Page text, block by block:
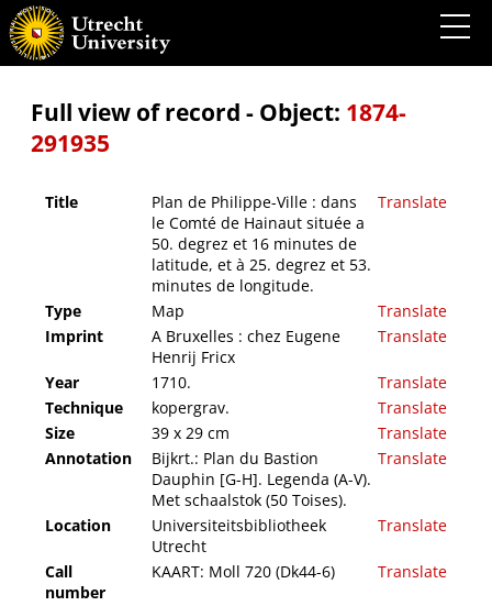
Plan de Philippe-Ville : dans le Comté de Hainaut située a 50. degrez et 16 minutes de
latitude, et à 25. degrez et 53. minutes de longitude.
Full view of record - Object: 1874-
291935
Title
Plan de Philippe-Ville : dans
le Comté de Hainaut située a
50. degrez et 16 minutes de
latitude, et à 25. degrez et 53.
minutes de longitude.
Translate
Type Map
Translate
Imprint
A Bruxelles : chez Eugene
Henrij Fricx
Translate
Year 1710.
Translate
Technique
kopergrav.
Translate
Size
39 x 29 cm
Translate
Annotation
Bijkrt.: Plan du Bastion
Dauphin [G-H]. Legenda (A-V).
Met schaalstok (50 Toises).
Translate
Location
Universiteitsbibliotheek
Utrecht
Translate
Call
number
KAART: Moll 720 (Dk44-6) Translate